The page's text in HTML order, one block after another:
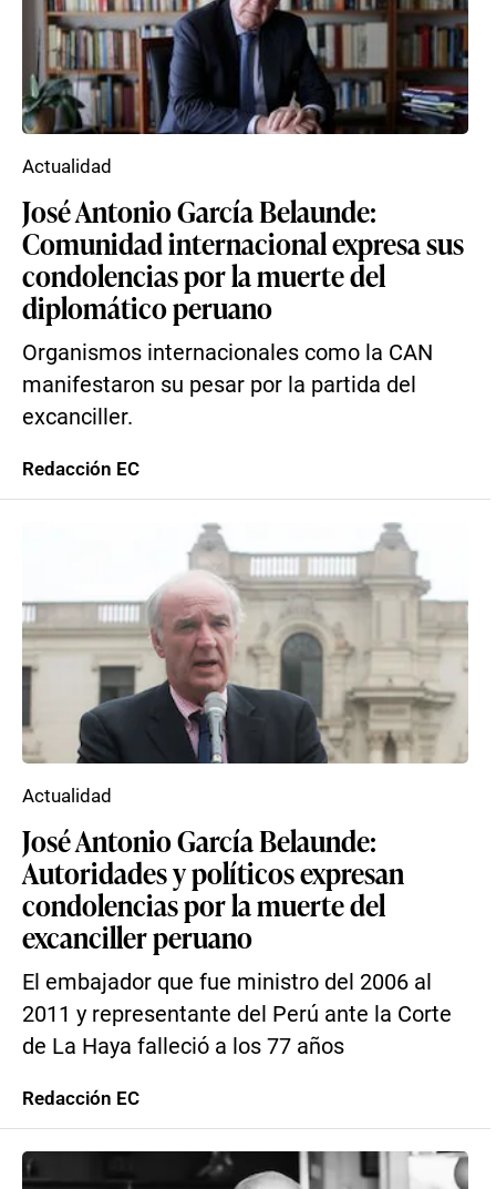
José Antonio García Belaunde:
Comunidad internacional expresa sus
condolencias por la muerte del
diplomático peruano
Organismos internacionales como la CAN
manifestaron su pesar por la partida del
excanciller.
Actualidad
Redacción EC
José Antonio García Belaunde:
Autoridades y políticos expresan
condolencias por la muerte del
excanciller peruano
El embajador que fue ministro del 2006 al
2011 y representante del Perú ante la Corte
de La Haya falleció a los 77 años
Actualidad
Redacción EC